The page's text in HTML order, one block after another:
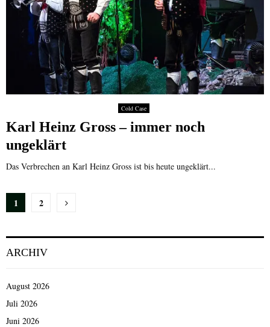
Cold Case
Karl Heinz Gross – immer noch
ungeklärt
Das Verbrechen an Karl Heinz Gross ist bis heute ungeklärt...
Seitennummerierung
Beiträge
1 2
ARCHIV
August 2026
Juli 2026
Juni 2026